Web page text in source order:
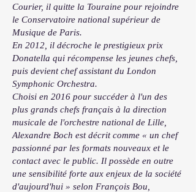
Courier, il quitte la Touraine pour rejoindre
le Conservatoire national supérieur de
Musique de Paris.
En 2012, il décroche le prestigieux prix
Donatella qui récompense les jeunes chefs,
puis devient chef assistant du London
Symphonic Orchestra.
Choisi en 2016 pour succéder à l'un des
plus grands chefs français à la direction
musicale de l'orchestre national de Lille,
Alexandre Boch est décrit comme « un chef
passionné par les formats nouveaux et le
contact avec le public. Il possède en outre
une sensibilité forte aux enjeux de la société
d'aujourd'hui » selon François Bou,